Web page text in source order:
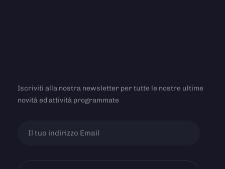
Iscriviti alla nostra newsletter per tutte le nostre ultime
novità ed attività programmate